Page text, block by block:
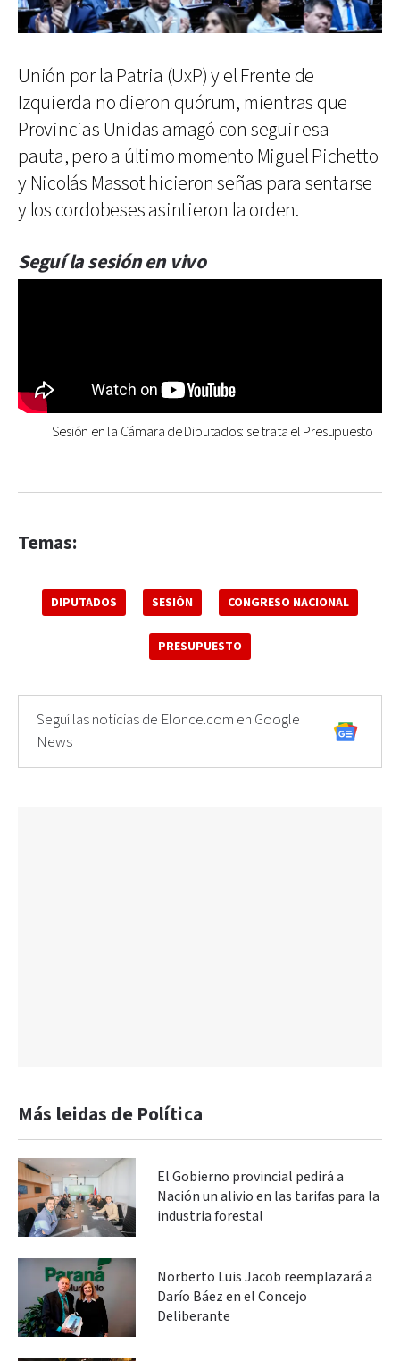
Unión por la Patria (UxP) y el Frente de
Izquierda no dieron quórum, mientras que
Provincias Unidas amagó con seguir esa
pauta, pero a último momento Miguel Pichetto
y Nicolás Massot hicieron señas para sentarse
y los cordobeses asintieron la orden.
Seguí la sesión en vivo
Sesión en la Cámara de Diputados: se trata el Presupuesto
Temas:
DIPUTADOS SESIÓN CONGRESO NACIONAL
PRESUPUESTO
Seguí las noticias de Elonce.com en Google
News
Más leidas de Política
El Gobierno provincial pedirá a
Nación un alivio en las tarifas para la
industria forestal
Norberto Luis Jacob reemplazará a
Darío Báez en el Concejo
Deliberante